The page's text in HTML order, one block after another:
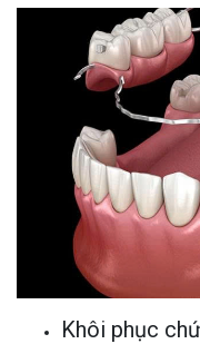
Khôi phục